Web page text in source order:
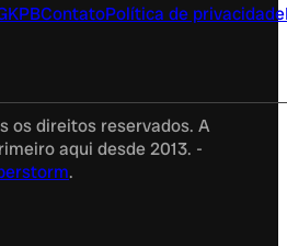
ContatoPolítica de privacidade
os direitos reservados. A
aqui desde 2013. -
.